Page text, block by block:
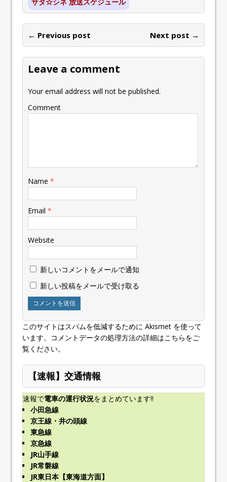
← Previous post Next post →
Leave a comment
Your email address will not be published.
Comment
Name *
Email *
Website
新しいコメントをメールで通知
新しい投稿をメールで受け取る
このサイトはスパムを低減するために Akismet を使って
います。
コメントデータの処理方法の詳細はこちらをご
覧ください。
【速報】交通情報
速報で電車の運行状況をまとめています!!
小田急線
京王線・井の頭線
東急線
京急線
JR山手線
JR常磐線
JR東日本【東海道方面】